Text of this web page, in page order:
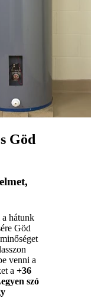
Göd
a hátunk
Göd
venni a
a +36
szó